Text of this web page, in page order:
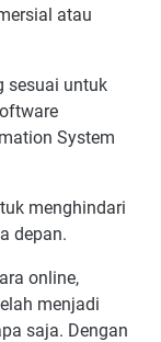
atau
sesuai untuk
System
menghindari
depan.
online,
menjadi
saja. Dengan